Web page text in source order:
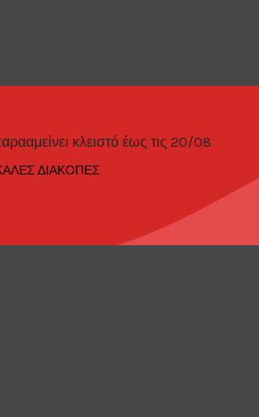
κλειστό έως τις 20/08
ΔΙΑΚΟΠΕΣ